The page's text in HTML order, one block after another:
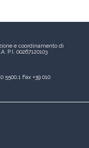
e coordinamento di
P.I. 00267120103
5500.1 Fax +39 010